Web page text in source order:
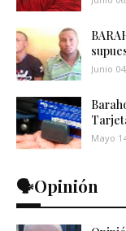
Junio
Mayo
🗣️Opinión